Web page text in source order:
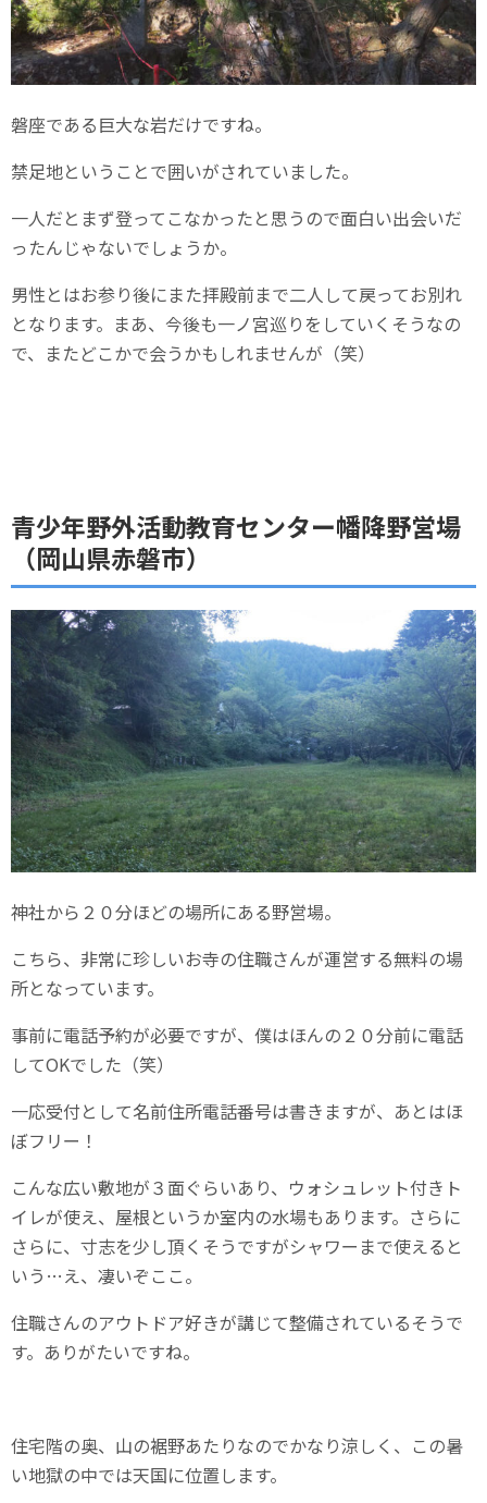
磐座である巨大な岩だけですね。
禁足地ということで囲いがされていました。
一人だとまず登ってこなかったと思うので面白い出会いだ
ったんじゃないでしょうか。
男性とはお参り後にまた拝殿前まで二人して戻ってお別れ
となります。まあ、今後も一ノ宮巡りをしていくそうなの
で、またどこかで会うかもしれませんが（笑）
青少年野外活動教育センター幡降野営場
（岡山県赤磐市）
神社から２０分ほどの場所にある野営場。
こちら、非常に珍しいお寺の住職さんが運営する無料の場
所となっています。
事前に電話予約が必要ですが、僕はほんの２０分前に電話
してOKでした（笑）
一応受付として名前住所電話番号は書きますが、あとはほ
ぼフリー！
こんな広い敷地が３面ぐらいあり、ウォシュレット付きト
イレが使え、屋根というか室内の水場もあります。さらに
さらに、寸志を少し頂くそうですがシャワーまで使えると
いう…え、凄いぞここ。
住職さんのアウトドア好きが講じて整備されているそうで
す。ありがたいですね。
住宅階の奥、山の裾野あたりなのでかなり涼しく、この暑
い地獄の中では天国に位置します。